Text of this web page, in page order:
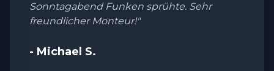
Sonntagabend Funken sprühte. Sehr
freundlicher Monteur!"
- Michael S.